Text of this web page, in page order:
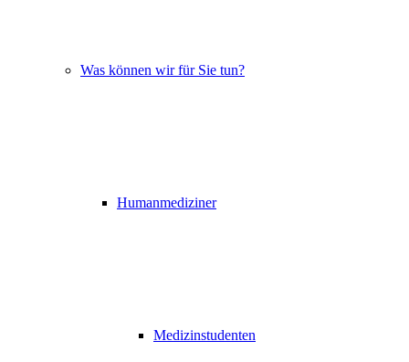
Was können wir für Sie tun?
Humanmediziner
Medizinstudenten